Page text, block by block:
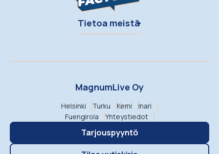
Tietoa meistä
MagnumLive Oy
Helsinki Turku Kemi
Inari
Fuengirola
Yhteystiedot
Tarjouspyyntö